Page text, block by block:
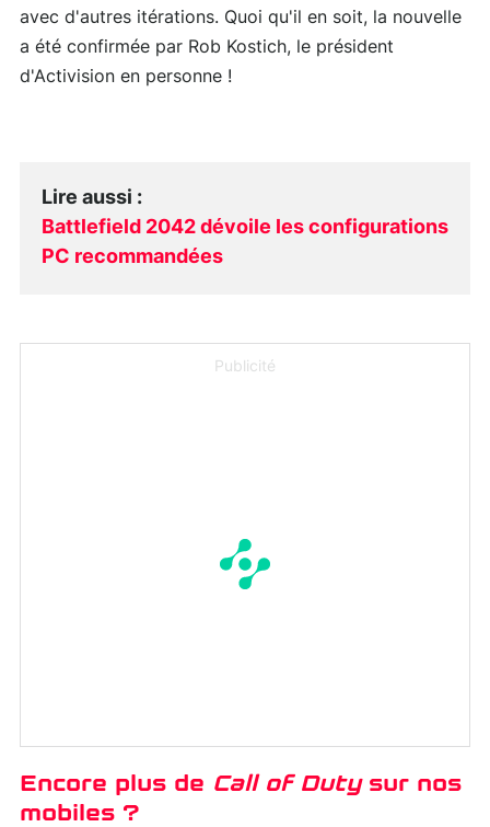
avec d'autres itérations. Quoi qu'il en soit, la nouvelle
a été confirmée par Rob Kostich, le président
d'Activision en personne !
Lire aussi :
Battlefield 2042 dévoile les configurations
PC recommandées
Publicité
Encore plus de Call of Dutysur nos
mobiles ?